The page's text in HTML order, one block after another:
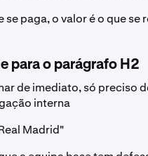
se paga, o valor é o que
para o parágrafo H2
de imediato, só preciso
interna
Madrid"